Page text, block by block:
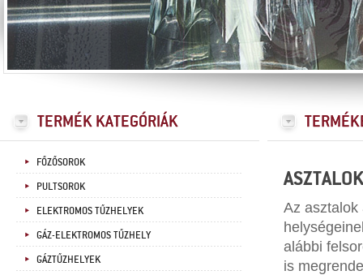
FŐZŐSOROK
PULTSOROK
ELEKTROMOS TŰZHELYEK
GÁZ-ELEKTROMOS TŰZHELY
GÁZTŰZHELYEK
ASZTALOK
Az asztalok
alábbi
is